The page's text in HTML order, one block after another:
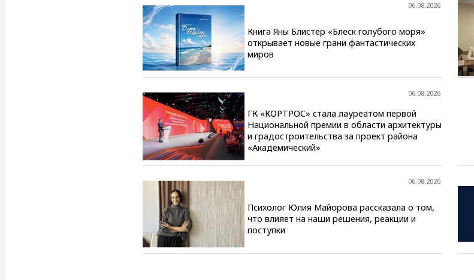
06.08.2026
Книга Яны Блистер «Блеск голубого моря»
открывает новые грани фантастических
миров
06.08.2026
ГК «КОРТРОС» стала лауреатом первой
Национальной премии в области архитектуры
и градостроительства за проект района
«Академический»
06.08.2026
Психолог Юлия Майорова рассказала о том,
что влияет на наши решения, реакции и
поступки